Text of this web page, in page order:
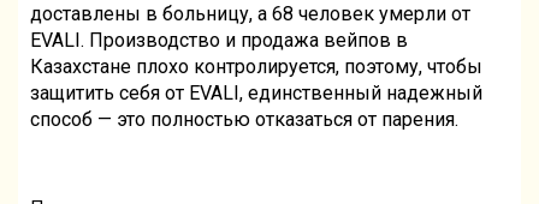
доставлены в больницу, а 68 человек умерли от
EVALI. Производство и продажа вейпов в
Казахстане плохо контролируется, поэтому, чтобы
защитить себя от EVALI, единственный надежный
способ — это полностью отказаться от парения.